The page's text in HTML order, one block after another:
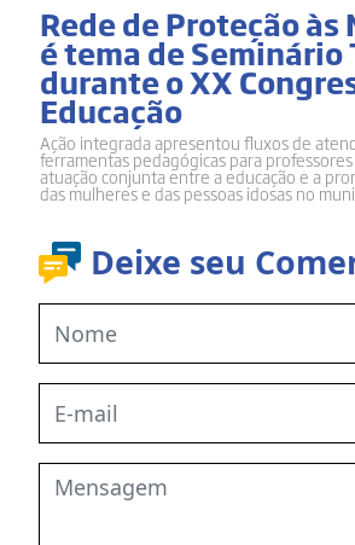
Deixe seu
Rede de Proteção às
é tema de Seminário
durante o XX
Educação
Ação integrada apresentou fluxos de
ferramentas pedagógicas para
atuação conjunta entre a educação e a
das mulheres e das pessoas idosas no